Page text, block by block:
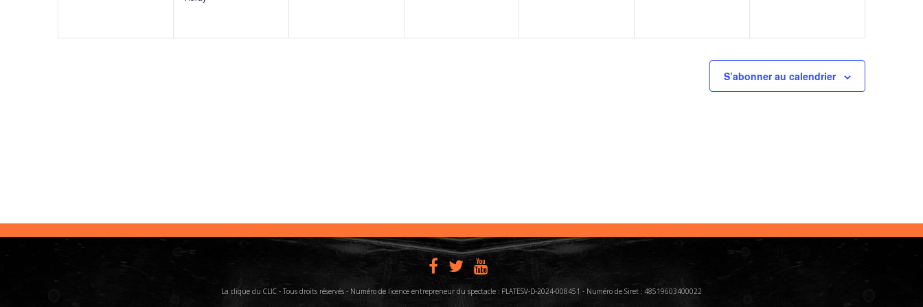
S’abonner au calendrier
La clique du CLIC - Tous droits réservés - Numéro de licence entrepreneur du spectacle : PLATESV-D-2024-008451 - Numéro de Siret : 48519603400022